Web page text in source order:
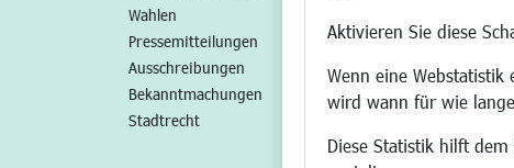
Aktivieren Sie diese
Wenn eine
wird wann für wie
Diese Statistik hilft
Wahlen
Pressemitteilungen
Ausschreibungen
Bekanntmachungen
Stadtrecht
Netzwerke
Glasfaserausbau
Newsletter